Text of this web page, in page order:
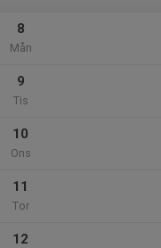
8
Mån
9
Tis
10
Ons
11
Tor
12